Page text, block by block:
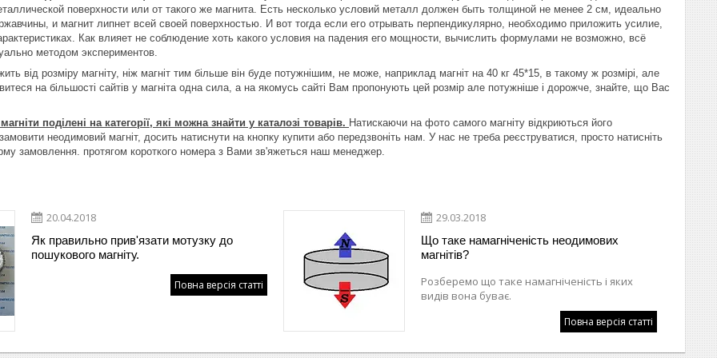
поверхности или от такого же магнита. Есть несколько условий металл должен быть толщиной не менее 2 см, идеально
и магнит липнет всей своей поверхностью. И вот тогда если его отрывать перпендикулярно, необходимо приложить усилие,
Как влияет не соблюдение хоть какого условия на падения его мощности, вычислить формулами не возможно, всё
методом экспериментов.
від розміру магніту, ніж магніт тим більше він буде потужнішим, не може, наприклад магніт на 40 кг 45*15, в такому ж розмірі, але
на більшості сайтів у магніта одна сила, а на якомусь сайті Вам пропонують цей розмір але потужніше і дорожче, знайте, що Вас
поділені на категорії, які можна знайти у каталозі товарів. Натискаючи на фото самого магніту відкриються його
неодимовий магніт, досить натиснути на кнопку купити або передзвоніть нам. У нас не треба реєструватися, просто натисніть
замовлення. протягом короткого номера з Вами зв'яжеться наш менеджер.
20.04.2018
Як правильно прив'язати мотузку до
пошукового магніту.
Повна версія статті
29.03.2018
Що таке намагніченість неодимових
магнітів?
Розберемо що таке намагніченість і яких
видів вона буває.
Повна версія статті